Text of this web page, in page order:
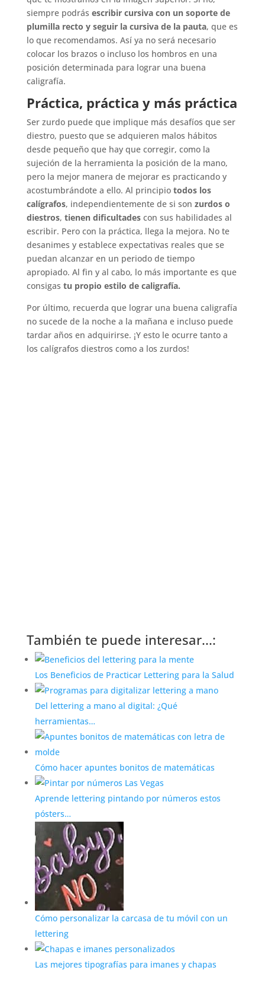
siempre podrás escribir cursiva con un soporte de
plumilla recto y seguir la cursiva de la pauta, que es
lo que recomendamos. Así ya no será necesario
colocar los brazos o incluso los hombros en una
posición determinada para lograr una buena
caligrafía.
Práctica, práctica y más práctica
Ser zurdo puede que implique más desafíos que ser
diestro, puesto que se adquieren malos hábitos
desde pequeño que hay que corregir, como la
sujeción de la herramienta la posición de la mano,
pero la mejor manera de mejorar es practicando y
acostumbrándote a ello. Al principiotodos los
calígrafos, independientemente de si son zurdos o
diestros, tienen dificultadescon sus habilidades al
escribir. Pero con la práctica, llega la mejora. No te
desanimes y establece expectativas reales que se
puedan alcanzar en un periodo de tiempo
apropiado. Al fin y al cabo, lo más importante es que
consigas tu propio estilo de caligrafía.
Por último, recuerda que lograr una buena caligrafía
no sucede de la noche a la mañana e incluso puede
tardar años en adquirirse. ¡Y esto le ocurre tanto a
los calígrafos diestros como a los zurdos!
También te puede interesar...:
Los Beneficios de Practicar Lettering para la Salud
Del lettering a mano al digital: ¿Qué
herramientas…
Cómo hacer apuntes bonitos de matemáticas
Aprende lettering pintando por números estos
pósters…
Cómo personalizar la carcasa de tu móvil con un
lettering
Las mejores tipografías para imanes y chapas